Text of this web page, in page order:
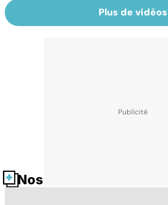
Plus de vidéos
Nos fiches santé